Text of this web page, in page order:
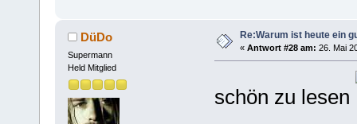
DüDo
Supermann
Held Mitglied
Re:Warum ist heute ein
« Antwort #28 am: 26. Mai
schön zu lesen